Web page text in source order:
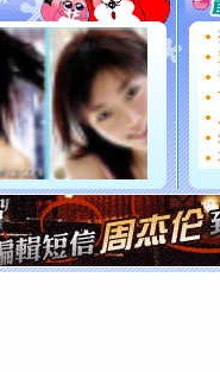
[圣诞节]
你太多
要平安
[圣诞节]
能正大
都要快乐
[圣诞节]
如意,快
[元旦]看
断电。爱
你是我专
[元旦]如